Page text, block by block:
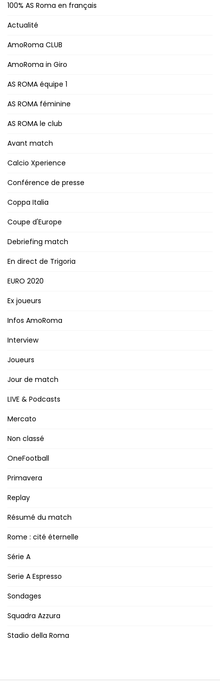
100% AS Roma en français
Actualité
AmoRoma CLUB
AmoRoma in Giro
AS ROMA équipe 1
AS ROMA féminine
AS ROMA le club
Avant match
Calcio Xperience
Conférence de presse
Coppa Italia
Coupe d'Europe
Debriefing match
En direct de Trigoria
EURO 2020
Ex joueurs
Infos AmoRoma
Interview
Joueurs
Jour de match
LIVE & Podcasts
Mercato
Non classé
OneFootball
Primavera
Replay
Résumé du match
Rome : cité éternelle
Série A
Serie A Espresso
Sondages
Squadra Azzura
Stadio della Roma